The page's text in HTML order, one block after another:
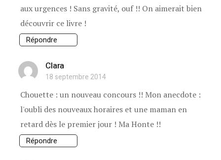
aux urgences ! Sans gravité, ouf !! On aimerait bien
découvrir ce livre !
Répondre
Clara
18 septembre 2014
Chouette : un nouveau concours !! Mon anecdote :
l'oubli des nouveaux horaires et une maman en
retard dès le premier jour ! Ma Honte !!
Répondre